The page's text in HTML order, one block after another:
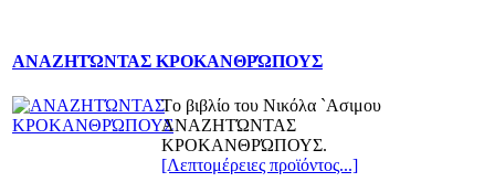
ΑΝΑΖΗΤΏΝΤΑΣ ΚΡΟΚΑΝΘΡΏΠΟΥΣ
Τo βιβλίο του Νικόλα `Ασιμου
ΑΝΑΖΗΤΏΝΤΑΣ
ΚΡΟΚΑΝΘΡΏΠΟΥΣ.
[Λεπτομέρειες προϊόντος...]